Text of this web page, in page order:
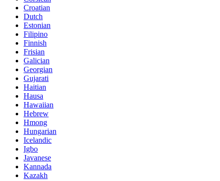
Croatian
Dutch
Estonian
Filipino
Finnish
Frisian
Galician
Georgian
Gujarati
Haitian
Hausa
Hawaiian
Hebrew
Hmong
Hungarian
Icelandic
Igbo
Javanese
Kannada
Kazakh